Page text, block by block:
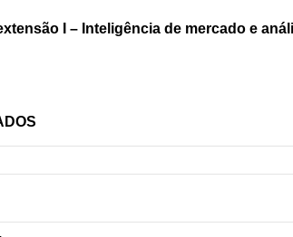
I – Inteligência de mercado e